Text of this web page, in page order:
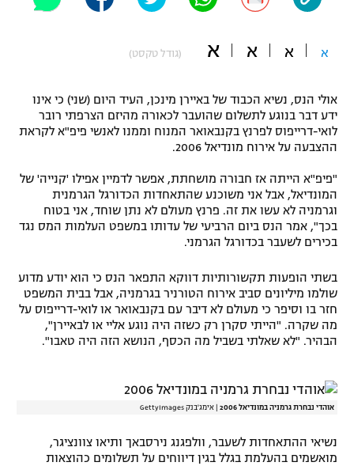
תקנון משתתפים וזוכים בפרסים
תקנון עבור פעילות ספורט 1 – "מרלן"
טניס
גיימינג E-Sports
תנאי שימוש
מדיניות פרטיות
תקנון פעילות ספורט 1
הצטרפות לחבילת הערוצים
לוח דרושים – ג'ובנט
כדורמים
פוטבול אמריקאי NFL
בייסבול MLB
ספורט אתגרי ואקסטרים
גיימינג E-Sports
א א א א (גודל טקסט)
אולי הנס, נשיא הכבוד של באיירן מינכן, העיד היום (שני) כי אינו
ידע דבר בנוגע לתשלום שהועבר לכאורה מהיזם הצרפתי רובר
לואי-דרייפוס לפרנץ בקנבאואר המנוח וממנו לאנשי פיפ"א לקראת
ההצבעה על אירוח מונדיאל 2006.
"פיפ"א הייתה אז חבורה מושחתת, אפשר לדמיין אפילו 'קנייה' של
המונדיאל, אבל אני משוכנע שהתאחדות הכדורגל הגרמנית
וגרמניה לא עשו את זה. פרנץ מעולם לא נתן שוחד, אני בטוח
בכך", אמר הנס ביום הרביעי של עדותו במשפט העלמות המס נגד
בכירים לשעבר בכדורגל הגרמני.
בשתי הופעות תקשורותיות דווקא התפאר הנס כי הוא יודע מדוע
שולמו מיליונים סביב אירוח הטורניר בגרמניה, אבל בבית המשפט
חזר בו וסיפר כי מעולם לא דיבר עם בקנבאואר או לואי-דרייפוס על
מה שקרה. "הייתי סקרן רק כשזה היה נוגע אליי או לבאיירן",
הבהיר. "לא שאלתי בשביל מה הכסף, הנושא הזה היה טאבו".
אוהדי נבחרת גרמניה במונדיאל 2006 אימג'בנק GettyImages
נשיאי ההתאחדות לשעבר, וולפגנג נירסבאך ותיאו צוונציגר,
מואשמים בהעלמת בגלל בגין דיווחים על תשלומים כהוצאות